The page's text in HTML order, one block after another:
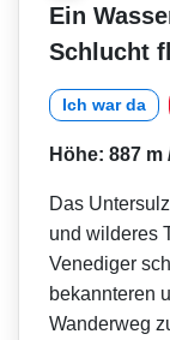
Ein
Schlucht
Ich war da
Höhe: 887 m
Das
und wilderes
Venediger
bekannteren
Wanderweg